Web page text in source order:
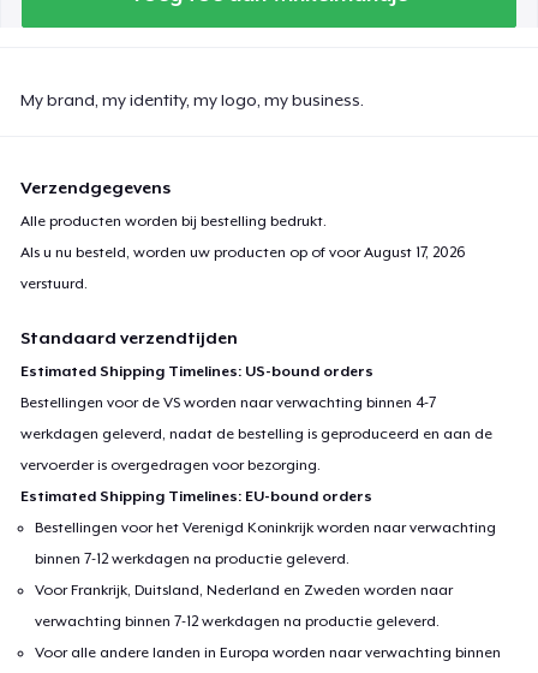
My brand, my identity, my logo, my business.
Verzendgegevens
Alle producten worden bij bestelling bedrukt.
Als u nu besteld, worden uw producten op of voorAugust 17, 2026
verstuurd.
Standaard verzendtijden
Estimated Shipping Timelines: US-bound orders
Bestellingen voor de VS worden naar verwachting binnen 4-7
werkdagen geleverd, nadat de bestelling is geproduceerd en aan de
vervoerder is overgedragen voor bezorging.
Estimated Shipping Timelines: EU-bound orders
Bestellingen voor het Verenigd Koninkrijk worden naar verwachting
binnen 7-12 werkdagen na productie geleverd.
Voor Frankrijk, Duitsland, Nederland en Zweden worden naar
verwachting binnen 7-12 werkdagen na productie geleverd.
Voor alle andere landen in Europa worden naar verwachting binnen